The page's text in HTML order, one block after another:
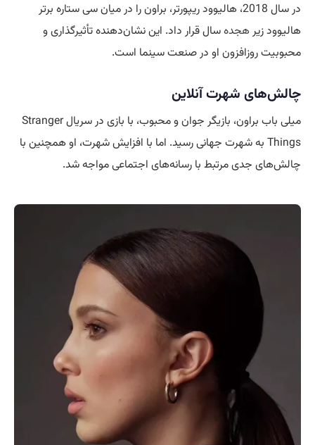
در سال 2018، هالیوود ریپورتر، براون را در میان سی ستاره برتر
هالیوود زیر هجدهسال قرار داد. این نشان‌دهنده تأثیرگذاری و
محبوبیت روزافزون او در صنعت سینما است.
چالش‌های شهرت آنلاین
میلی باب براون، بازیگر جوان و محبوب، با بازی در سریال Stranger
Things به شهرت جهانی رسید. اما با افزایش شهرت، او همچنین با
چالش‌های جدی مرتبط با رسانه‌های اجتماعی مواجه شد.